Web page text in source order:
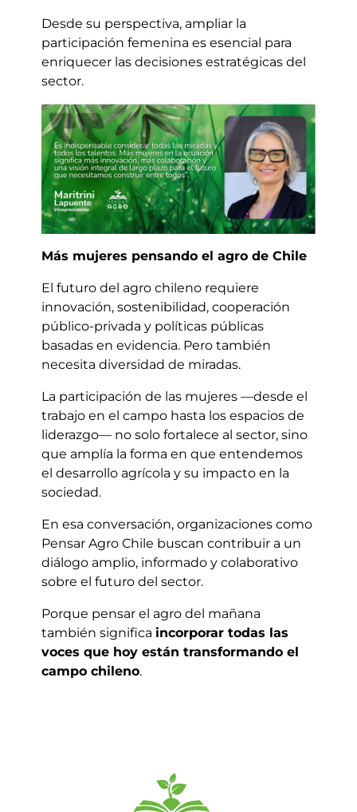
Desde su perspectiva, ampliar la
participación femenina es esencial para
enriquecer las decisiones estratégicas del
sector.
Más mujeres pensando el agro de Chile
El futuro del agro chileno requiere
innovación, sostenibilidad, cooperación
público-privada y políticas públicas
basadas en evidencia. Pero también
necesita diversidad de miradas.
La participación de las mujeres —desde el
trabajo en el campo hasta los espacios de
liderazgo— no solo fortalece al sector, sino
que amplía la forma en que entendemos
el desarrollo agrícola y su impacto en la
sociedad.
En esa conversación, organizaciones como
Pensar Agro Chile buscan contribuir a un
diálogo amplio, informado y colaborativo
sobre el futuro del sector.
Porque pensar el agro del mañana
también significa incorporar todas las
voces que hoy están transformando el
campo chileno.